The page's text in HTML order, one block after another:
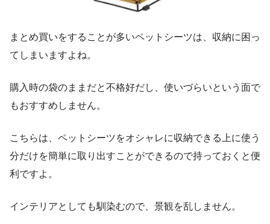
まとめ買いをすることが多いペットシーツは、収納に困っ
てしまいますよね。
購入時の袋のままだと不格好だし、使いづらいという面で
もおすすめしません。
こちらは、ペットシーツをオシャレに収納できる上に使う
分だけを簡単に取り出すことができるので持っておくと便
利ですよ。
インテリアとしても馴染むので、景観を乱しません。